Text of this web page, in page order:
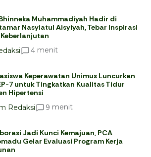
Muhammadiyah Hadir di
Nasyiatul Aisyiyah, Tebar Inspirasi
4 menit
Keperawatan Unimus Luncurkan
7 untuk Tingkatkan Kualitas Tidur
Hipertensi
Redaksi
9 menit
Jadi Kunci Kemajuan, PCA
Gelar Evaluasi Program Kerja